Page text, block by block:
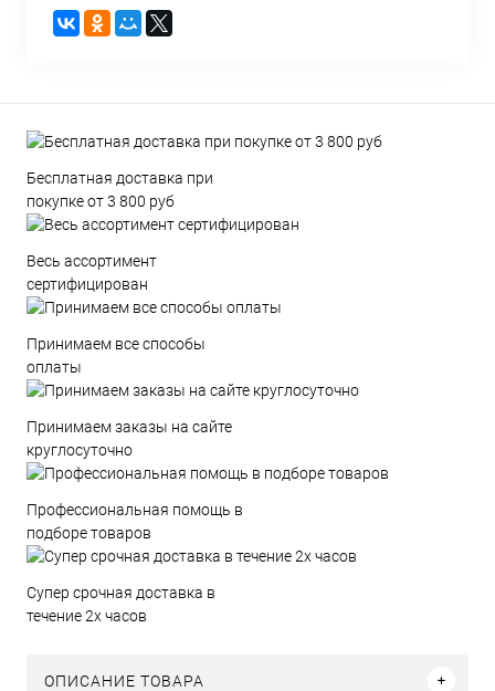
Бесплатная доставка при
покупке от 3 800 руб
Весь ассортимент
сертифицирован
Принимаем все способы
оплаты
Принимаем заказы на сайте
круглосуточно
Профессиональная помощь в
подборе товаров
Супер срочная доставка в
течение 2х часов
ОПИСАНИЕ ТОВАРА